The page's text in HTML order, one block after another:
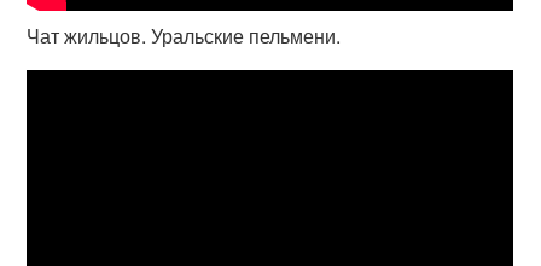
Чат жильцов. Уральские пельмени.